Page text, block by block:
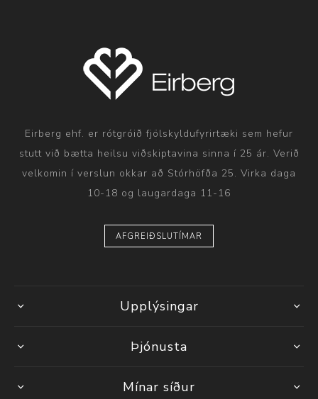
Eirberg ehf. er rótgróið fjölskyldufyrirtæki sem hefur
stutt við bætta heilsu viðskiptavina sinna í 25 ár. Verið
velkomin í verslun okkar að Stórhöfða 25. Virka daga
10-18 og laugardaga 11-16
AFGREIÐSLUTÍMAR
Upplýsingar
Þjónusta
Mínar síður